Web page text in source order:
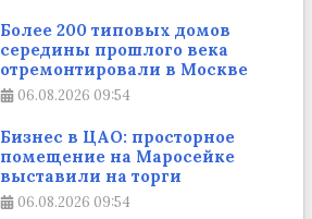
Более 200 типовых домов
середины прошлого века
отремонтировали в Москве
06.08.2026 09:54
Бизнес в ЦАО: просторное
помещение на Маросейке
выставили на торги
06.08.2026 09:54